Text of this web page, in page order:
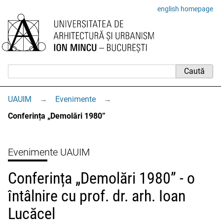
english homepage
UAUIM → Evenimente
→
Conferința „Demolări 1980”
Evenimente UAUIM
Conferința „Demolări 1980” - o
întâlnire cu prof. dr. arh. Ioan
Lucăcel